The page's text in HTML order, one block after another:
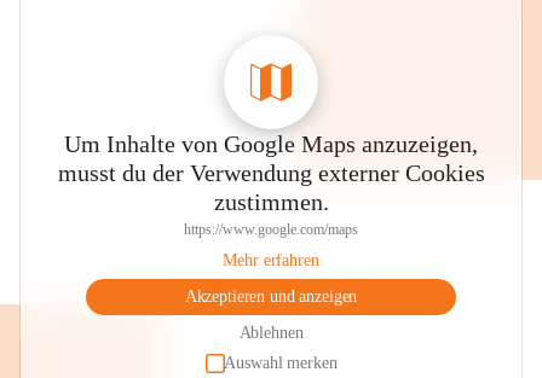
Um Inhalte von Google Maps anzuzeigen,
musst du der Verwendung externer Cookies
zustimmen.
https://www.google.com/maps
Mehr erfahren
Akzeptieren und anzeigen
Ablehnen
Auswahl merken